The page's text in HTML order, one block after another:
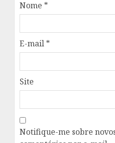
Nome *
E-mail *
Site
Notifique-me sobre